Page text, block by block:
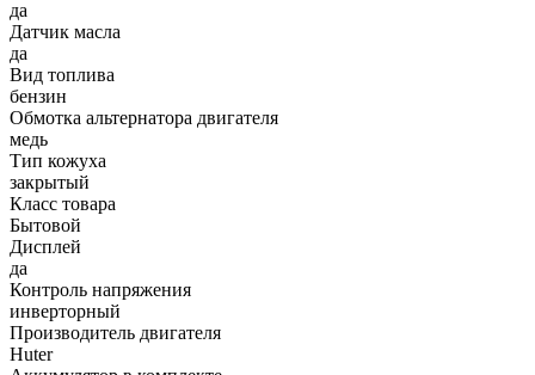
да
Датчик масла
да
Вид топлива
бензин
Обмотка альтернатора двигателя
медь
Тип кожуха
закрытый
Класс товара
Бытовой
Дисплей
да
Контроль напряжения
инверторный
Производитель двигателя
Huter